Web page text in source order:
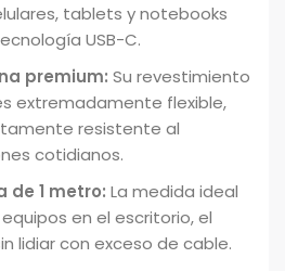
tablets y notebooks
USB-C.
premium: Su revestimiento
extremadamente flexible,
resistente al
cotidianos.
de 1 metro: La medida ideal
en el escritorio, el
lidiar con exceso de cable.